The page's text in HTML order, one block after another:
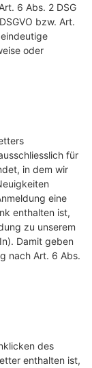
6 Abs. 2 DSG
bzw. Art.
oder
für
in dem wir
eine
enthalten ist,
zu unserem
Damit geben
nach Art. 6 Abs.
des
enthalten ist,